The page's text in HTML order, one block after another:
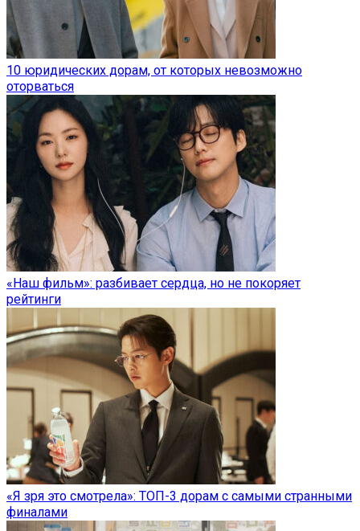
10 юридических дорам, от которых невозможно
оторваться
«Наш фильм»: разбивает сердца, но не покоряет
рейтинги
«Я зря это смотрела»: ТОП-3 дорам с самыми странными
финалами